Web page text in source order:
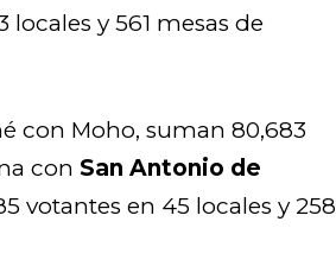
locales y 561 mesas de
con Moho, suman 80,683
con San Antonio de
votantes en 45 locales y 258